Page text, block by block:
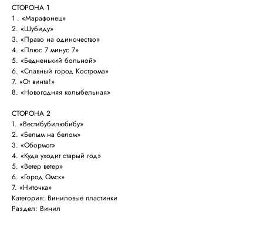
СТОРОНА 1
1 . «Марафонец»
2. «Шубиду»
3. «Право на одиночество»
4. «Плюс 7 минус 7»
5. «Бедненький больной»
6. «Славный город Кострома»
7. «От винта!»
8. «Новогодняя колыбельная»
СТОРОНА 2
1. «Вестибубилюбибу»
2. «Белым на белом»
3. «Обормот»
4. «Куда уходит старый год»
5. «Ветер ветер»
6. «Город Омск»
7. «Ниточка»
Категория: Виниловые пластинки
Раздел: Винил